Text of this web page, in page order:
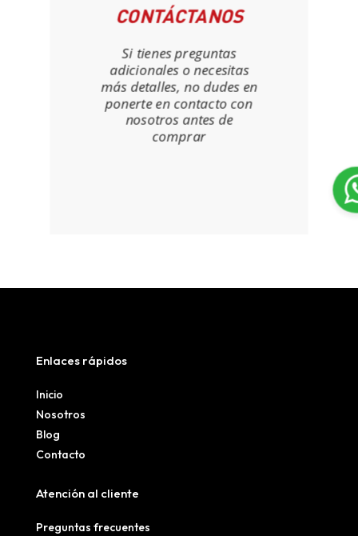
CONTÁCTANOS
Si tienes preguntas
adicionales o necesitas
más detalles, no dudes en
ponerte en contacto con
nosotros antes de
comprar
Enlaces rápidos
Inicio
Nosotros
Blog
Contacto
Atención al cliente
Preguntas frecuentes